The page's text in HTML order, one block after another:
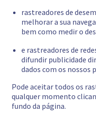
rastreadores de
melhorar a sua
bem como medir o
e rastreadores de
difundir publicidade
dados com os nossos
Pode aceitar todos os
qualquer momento
fundo da página.